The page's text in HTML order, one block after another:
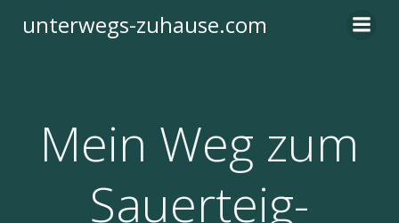
Inhalt
unterwegs-zuhause.com
Mein Weg zum
Sauerteig-